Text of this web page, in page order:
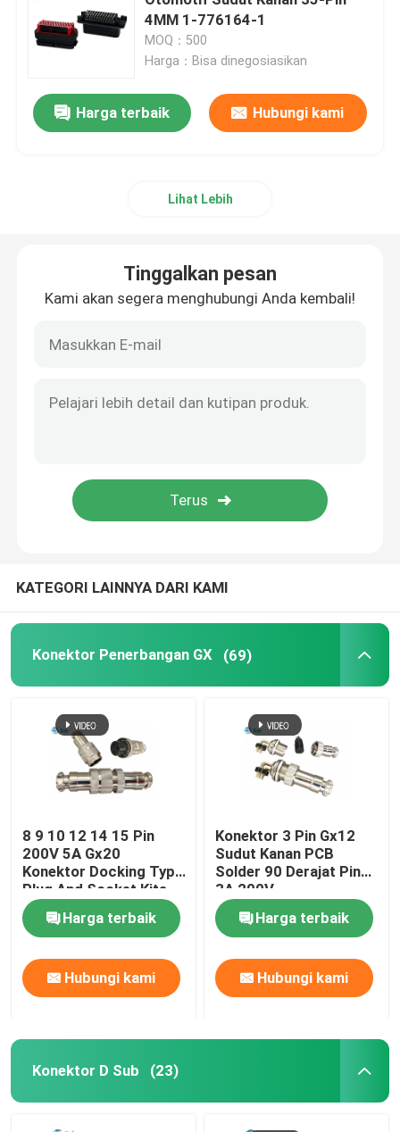
Konektor D Sub
Konektor MIL-Spec
Soket Steker Industri
Penyambung HDMI
4MM 1-776164-1
MOQ：500
Harga：Bisa dinegosiasikan
Harga terbaik Hubungi kami
Lihat Lebih
Tinggalkan pesan
Kami akan segera menghubungi Anda kembali!
KATEGORI LAINNYA DARI KAMI
Konektor Penerbangan GX (69)
8 9 10 12 14 15 Pin
200V 5A Gx20
Konektor Docking Type
Plug And Socket Kits
Harga terbaik
Hubungi kami
Konektor 3 Pin Gx12
Sudut Kanan PCB
Solder 90 Derajat Pin
3A 200V
Harga terbaik
Hubungi kami
Konektor D Sub (23)